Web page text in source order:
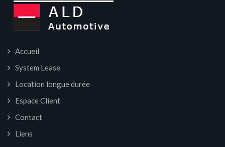
Accueil
System Lease
Location longue durée
Espace Client
Contact
Liens